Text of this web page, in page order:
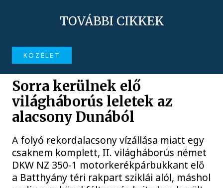
TOVÁBBI CIKKEK
KÖZÉLET
Sorra kerülnek elő
világháborús leletek az
alacsony Dunából
A folyó rekordalacsony vízállása miatt egy
csaknem komplett, II. világháborús német
DKW NZ 350-1 motorkerékpárbukkant elő
a Batthyány téri rakpart sziklái alól, máshol